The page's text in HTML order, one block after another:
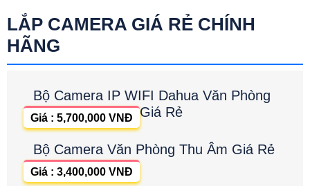
LẮP CAMERA GIÁ RẺ CHÍNH
HÃNG
Bộ Camera IP WIFI Dahua Văn Phòng
Giá Rẻ
Giá : 5,700,000 VNĐ
Bộ Camera Văn Phòng Thu Âm Giá Rẻ
Giá : 3,400,000 VNĐ